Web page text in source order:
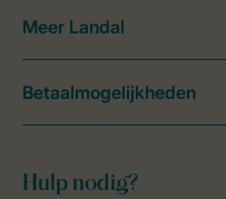
Hulp nodig?
Meer Landal
Betaalmogelijkheden